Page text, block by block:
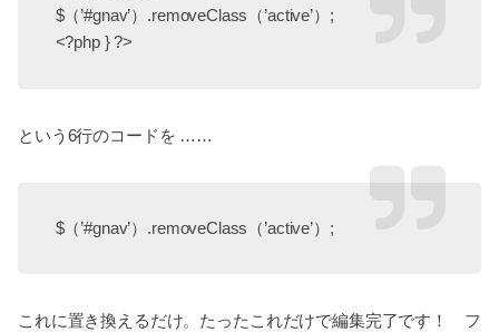
$（’#gnav’）.removeClass（’active’）;
<?php } ?>
という6行のコードを ……
$（’#gnav’）.removeClass（’active’）;
これに置き換えるだけ。たったこれだけで編集完了です！ フ